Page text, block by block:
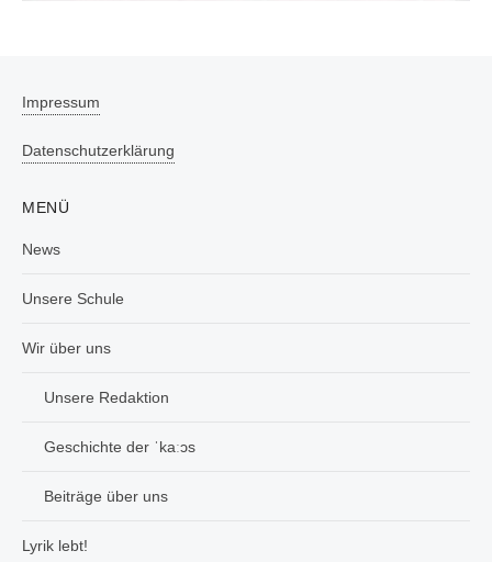
Impressum
Datenschutzerklärung
MENÜ
News
Unsere Schule
Wir über uns
Unsere Redaktion
Geschichte der ˈkaːɔs
Beiträge über uns
Lyrik lebt!